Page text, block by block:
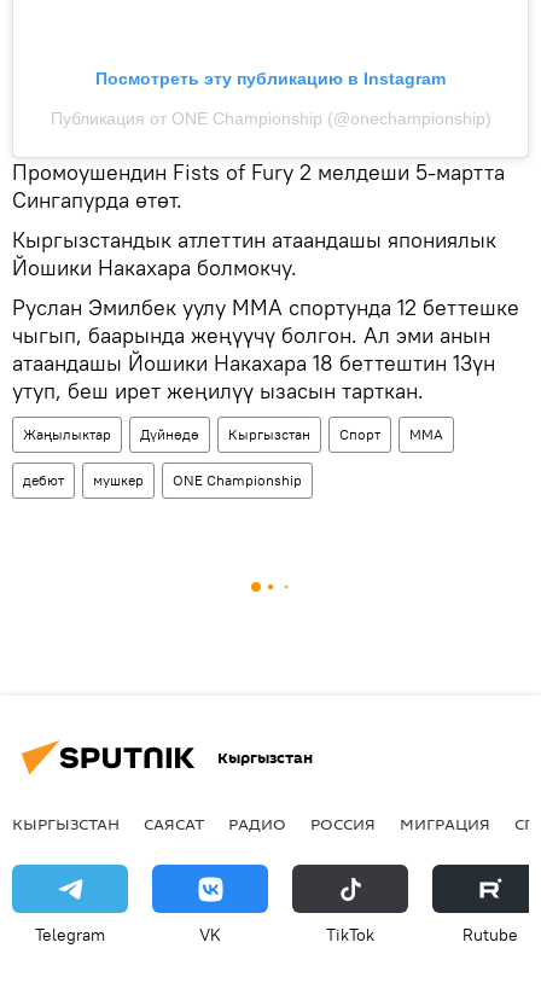
Посмотреть эту публикацию в Instagram
Публикация от ONE Championship (@onechampionship)
Промоушендин Fists of Fury 2 мелдеши 5-мартта
Сингапурда өтөт.
Кыргызстандык атлеттин атаандашы япониялык
Йошики Накахара болмокчу.
Руслан Эмилбек уулу ММА спортунда 12 беттешке
чыгып, баарында жеңүүчү болгон. Ал эми анын
атаандашы Йошики Накахара 18 беттештин 13үн
утуп, беш ирет жеңилүү ызасын тарткан.
Жаңылыктар Дүйнөдө Кыргызстан Спорт ММА
дебют мушкер ONE Championship
Кыргызстан
КЫРГЫЗСТАН САЯСАТ РАДИО РОССИЯ МИГРАЦИЯ
Telegram VK ТikТоk Rutube